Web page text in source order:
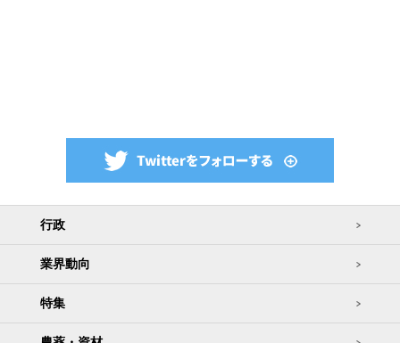
行政
業界動向
特集